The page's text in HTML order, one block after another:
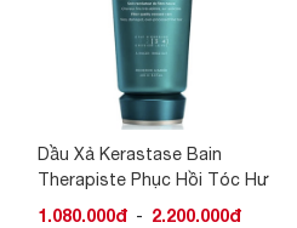
Dầu Gội Kerastase Bain
Therapiste Phục Hồi Tóc Hư
Tổn
840.000đ - 2.400.000đ